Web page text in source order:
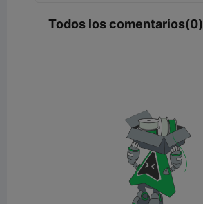
Todos los comentarios(0)